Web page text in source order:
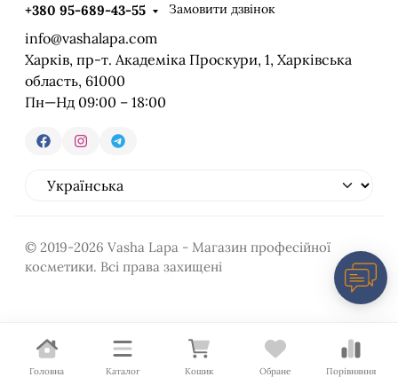
Головна Каталог Кошик Обране Порівняння
+380 95-689-43-55 Замовити дзвінок
info@vashalapa.com
Харків, пр-т. Академіка Проскури, 1, Харківська
область, 61000
Пн—Нд 09:00 – 18:00
© 2019-2026 Vasha Lapa - Магазин професійної
косметики. Всі права захищені